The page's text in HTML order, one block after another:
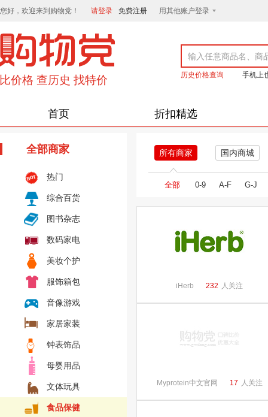
您好，欢迎来到购物党！ 请登录 免费注册 用其他账户登录
历史价格查询 手机上
首页 折扣精选
全部商家
热门
综合百货
图书杂志
数码家电
美妆个护
服饰箱包
音像游戏
家居家装
钟表饰品
母婴用品
文体玩具
食品保健
所有商家 国内商城
全部 0-9 A-F G-J
iHerb 232 人关注
Myprotein中文官网 17 人关注